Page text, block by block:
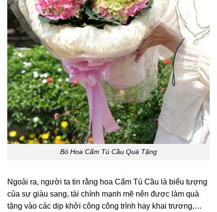
Bó Hoa Cẩm Tú Cầu Quà Tặng
Ngoài ra, người ta tin rằng hoa Cẩm Tú Cầu là biểu tượng
của sự giàu sang, tài chính mạnh mẽ nên được làm quà
tặng vào các dịp khởi công công trình hay khai trương,…